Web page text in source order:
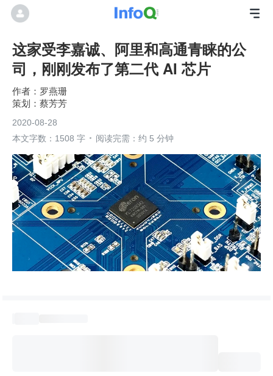
这家受李嘉诚、阿里和高通青睐的公
司，刚刚发布了第二代 AI 芯片
罗燕珊
蔡芳芳
2020-08-28
本文字数：1508 字
阅读完需：约 5 分钟